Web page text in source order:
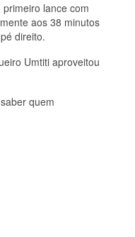
lance com
aos 38 minutos
direito.
Umtiti aproveitou
quem